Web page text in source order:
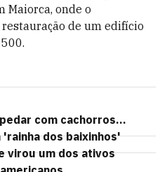
Maiorca, onde o
de um edifício
com cachorros...
dos baixinhos'
virou um dos ativos